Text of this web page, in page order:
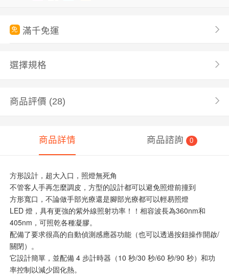
免 滿千免運
選擇規格
商品評價 (28)
商品詳情 商品諮詢 0
方形設計，超大入口，照燈無死角
不管客人手再怎麼調皮，方型的設計都可以避免照燈前撞到
方形寬口，不論做手部光療還是腳部光療都可以輕易照燈
LED 燈，具有更強的紫外線照射功率！！相容波長為360nm和
405nm，可照乾各種凝膠。
配備了要求很高的自動偵測感應器功能（也可以透過按鈕操作開啟/
關閉）。
它設計簡單，並配備 4 步計時器（10 秒/30 秒/60 秒/90 秒）和功
率控制以減少固化熱。